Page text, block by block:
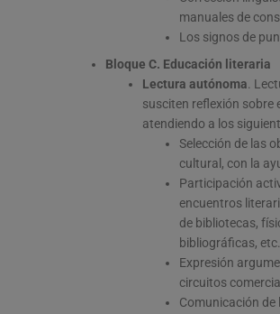
manuales de
Los signos de
Bloque C. Educación literaria
Lectura autónoma.
susciten reflexión sobre
atendiendo a los
Selección de las
cultural, con la
Participación
encuentros
de bibliotecas,
bibliográficas, etc.
Expresión
circuitos
Comunicación